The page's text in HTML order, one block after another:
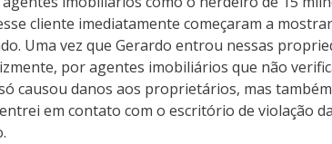
cliente imediatamente começaram a
Uma vez que Gerardo entrou nessas
por agentes imobiliários que não
causou danos aos proprietários, mas
em contato com o escritório de violação